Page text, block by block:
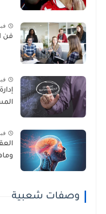
فن
وصفات شعبية